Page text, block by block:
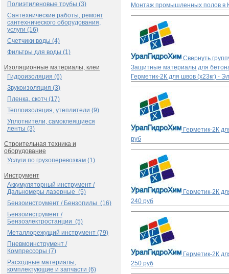
Полиэтиленовые трубы (3)
Сантехнические работы, ремонт
сантехнического оборудования,
услуги (16)
Счетчики воды (4)
Фильтры для воды (1)
Изоляционные материалы, клеи
Гидроизоляция (6)
Звукоизоляция (3)
Пленка, скотч (17)
Теплоизоляция, утеплители (9)
Уплотнители, самоклеящиеся
ленты (3)
Строительная техника и
оборудование
Услуги по грузоперевозкам (1)
Инструмент
Аккумуляторный инструмент /
Дальномеры лазерные (5)
Бензоинструмент / Бензопилы (16)
Бензоинструмент /
Бензоэлектростанции (5)
Металлорежущий инструмент (79)
Пневмоинструмент /
Компрессоры (7)
Расходные материалы,
комплектующие и запчасти (6)
Монтаж промышленных полов в
Свернуть
Защитные материалы для
Герметик-2К для швов (х23кг) -
Герметик-2К
руб
Герметик-2К
240 руб
Герметик-2К
250 руб